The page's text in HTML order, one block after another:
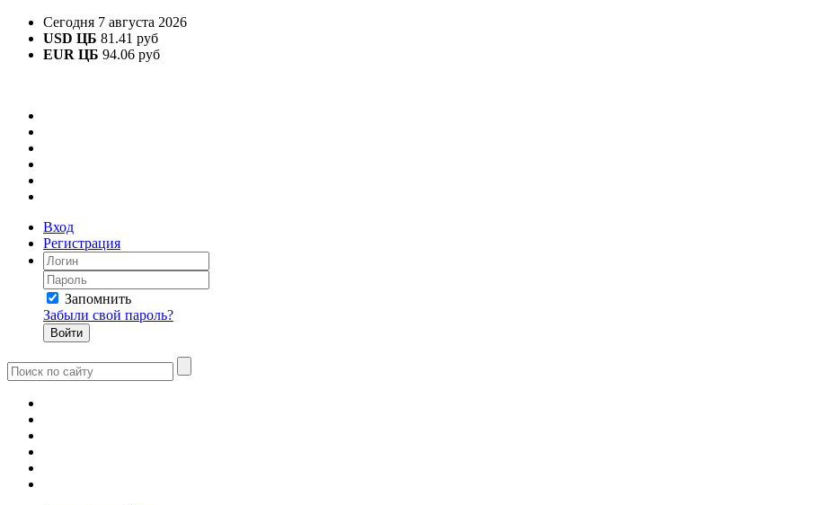
Сегодня 7 августа 2026
USD ЦБ 81.41 руб
EUR ЦБ 94.06 руб
Вход
Регистрация
Запомнить
Забыли свой пароль?